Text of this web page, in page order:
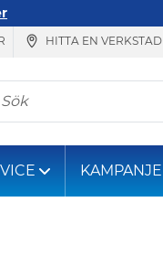
HITTA EN VERKSTAD